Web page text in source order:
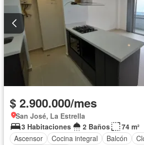
$ 2.900.000/mes
San José, La Estrella
3 Habitaciones
2 Baños
74 m²
Ascensor
Cocina integral Balcón